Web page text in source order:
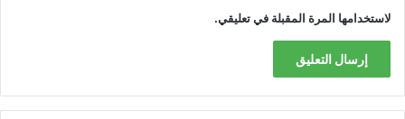
لاستخدامها المرة المقبلة في تعليقي.